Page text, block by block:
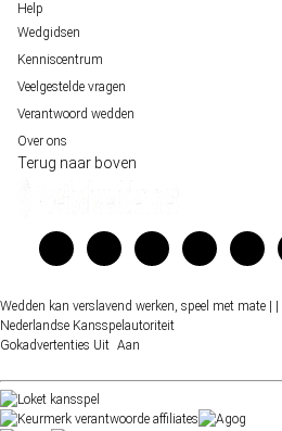
Help
Wedgidsen
Kenniscentrum
Veelgestelde vragen
Verantwoord wedden
Over ons
Terug naar boven
Wedden kan verslavend werken, speel met mate |
Nederlandse Kansspelautoriteit
Gokadvertenties Uit Aan